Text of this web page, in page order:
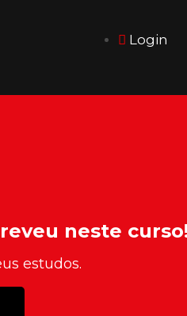
Login
neste
estudos.